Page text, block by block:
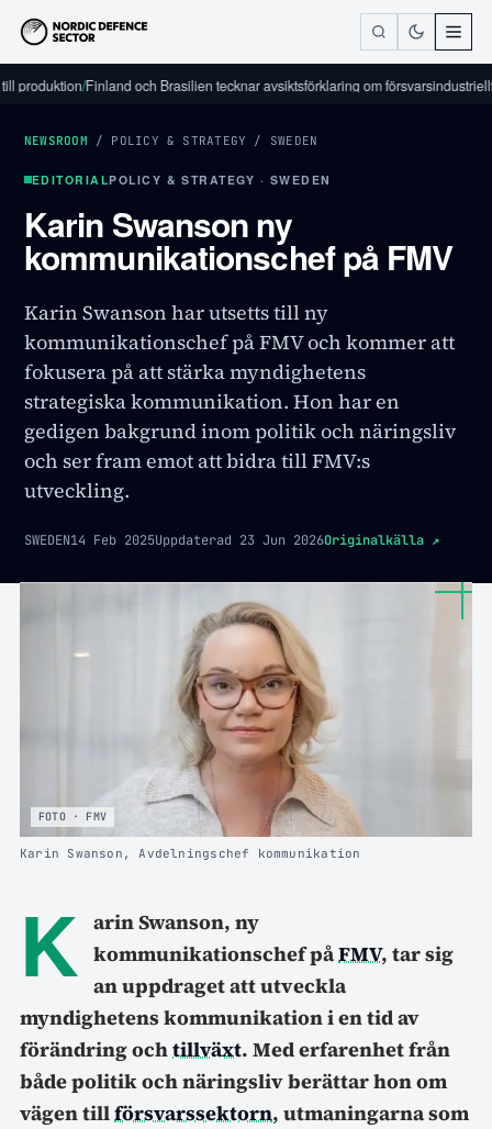
/Finland och Brasilien tecknar avsiktsförklaring om försvarsindustriellt
NEWSROOM / POLICY & STRATEGY / SWEDEN
EDITORIALPOLICY & STRATEGY · SWEDEN
Karin Swanson ny
kommunikationschef på FMV
Karin Swanson har utsetts till ny
kommunikationschef på FMV och kommer att
fokusera på att stärka myndighetens
strategiska kommunikation. Hon har en
gedigen bakgrund inom politik och näringsliv
och ser fram emot att bidra till FMV:s
utveckling.
SWEDEN14 Feb 2025Uppdaterad 23 Jun 2026Originalkälla ↗
FOTO · FMV
Karin Swanson, Avdelningschef kommunikation
K arin Swanson, ny
kommunikationschef påFMV, tar sig
an uppdraget att utveckla
myndighetens kommunikation i en tid av
förändring ochtillväxt. Med erfarenhet från
både politik och näringsliv berättar hon om
vägen tillförsvarssektorn, utmaningarna som